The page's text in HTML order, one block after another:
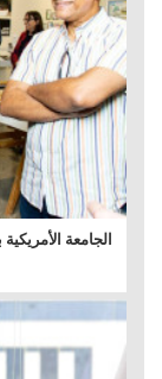
الجامعة